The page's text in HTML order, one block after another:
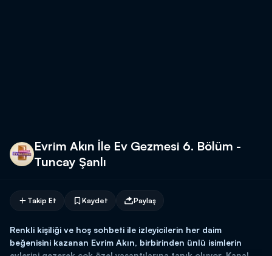
Evrim Akın İle Ev Gezmesi 6. Bölüm -
Tuncay Şanlı
Takip Et Kaydet Paylaş
Renkli kişiliği ve hoş sohbeti ile izleyicilerin her daim
beğenisini kazanan Evrim Akın, birbirinden ünlü isimlerin